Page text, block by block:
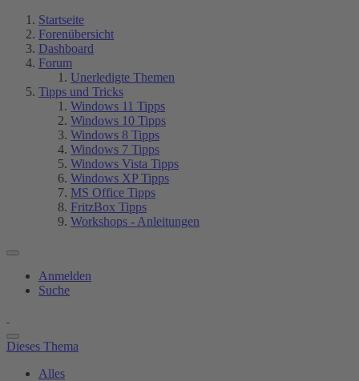
Startseite
Forenübersicht
Dashboard
Forum
Unerledigte Themen
Tipps und Tricks
Windows 11 Tipps
Windows 10 Tipps
Windows 8 Tipps
Windows 7 Tipps
Windows Vista Tipps
Windows XP Tipps
MS Office Tipps
FritzBox Tipps
Workshops - Anleitungen
Anmelden
Suche
Dieses Thema
Alles